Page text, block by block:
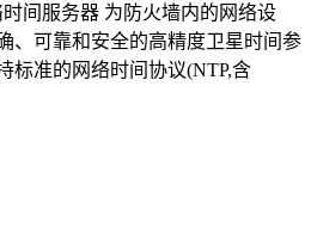
间服务器 为防火墙内的网络设
、可靠和安全的高精度卫星时间参
标准的网络时间协议(NTP,含